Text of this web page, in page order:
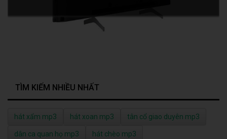
TÌM KIẾM NHIỀU NHẤT
hát xẩm mp3 hát xoan mp3 tân cổ giao duyên mp3
dân ca quan họ mp3 hát chèo mp3